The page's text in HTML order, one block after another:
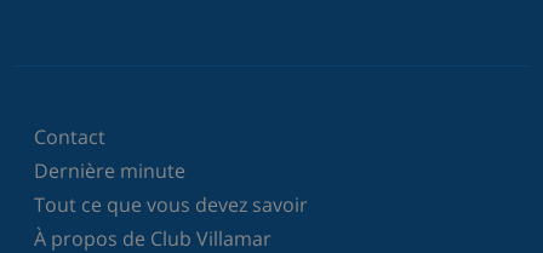
Contact
Dernière minute
Tout ce que vous devez savoir
À propos de Club Villamar